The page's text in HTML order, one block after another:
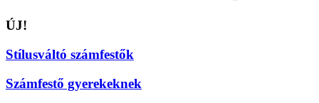
ÚJ!
Stílusváltó számfestők
Számfestő gyerekeknek